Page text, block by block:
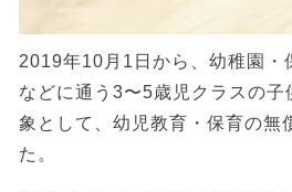
2019年10月1日から、幼稚園・
などに通う3〜5歳児クラスの
象として、幼児教育・保育の無
た。